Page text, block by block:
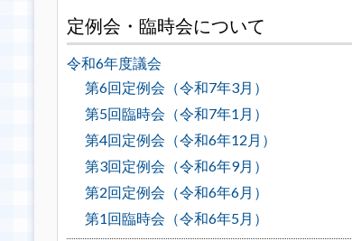
定例会・臨時会について
令和6年度議会
第6回定例会（令和7年3月）
第5回臨時会（令和7年1月）
第4回定例会（令和6年12月）
第3回定例会（令和6年9月）
第2回定例会（令和6年6月）
第1回臨時会（令和6年5月）